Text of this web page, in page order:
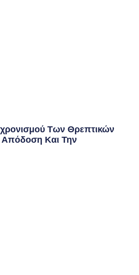
Των Θρεπτικών
Απόδοση Και Την